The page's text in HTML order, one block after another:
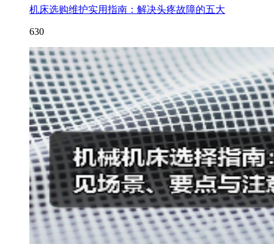
机床选购维护实用指南：解决头疼故障的五大
630